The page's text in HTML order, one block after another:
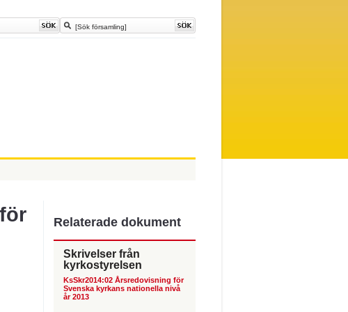
Relaterade dokument
Skrivelser från
kyrkostyrelsen
KsSkr2014:02 Årsredovisning för
Svenska kyrkans nationella nivå
år 2013